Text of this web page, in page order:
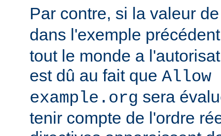
Par contre, si la valeur
dans l'exemple
tout le monde a
est dû au fait que Allow
example.org sera
tenir compte de l'ordre